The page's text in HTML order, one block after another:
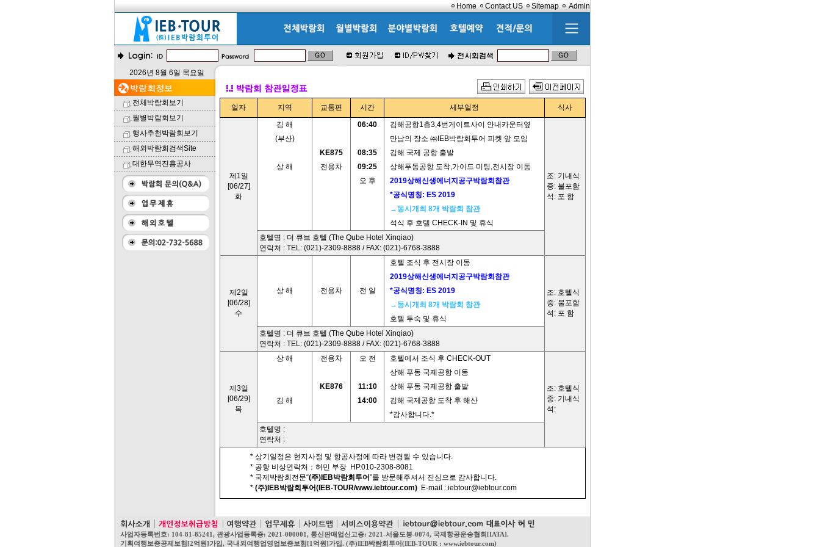
Home Contact US Sitemap Admin
2026년 8월 6일 목요일
전체박람회보기
월별박람회보기
행사추천박람회보기
해외박람회검색Site
대한무역진흥공사
일자 지역 교통편 시간 세부일정 식사
제1일
[06/27]
화
김 해 06:40 김해공항1층3,4번게이트사이 안내카운터옆
조: 기내식
중: 불포함
석: 포 함
(부산)
만남의 장소 ㈜IEB박람회투어 피켓 앞 모임
KE875
08:35
김해 국제 공항 출발
상 해
전용차 09:25
상해푸동공항 도착,가이드 미팅,전시장 이동
오 후
2019상해신생에너지공구박람회참관
*공식명칭: ES 2019
→동시개최 8개 박람회 참관
석식 후 호텔 CHECK-IN 및 휴식
호텔명 : 더 큐브 호텔 (The Qube Hotel Xinqiao)
연락처 : TEL: (021)-2309-8888 / FAX: (021)-6768-3888
제2일
[06/28]
수
호텔 조식 후 전시장 이동
조: 호텔식
중: 불포함
석: 포 함
2019상해신생에너지공구박람회참관
상 해
전용차 전 일
*공식명칭: ES 2019
→동시개최 8개 박람회 참관
호텔 투숙 및 휴식
호텔명 : 더 큐브 호텔 (The Qube Hotel Xinqiao)
연락처 : TEL: (021)-2309-8888 / FAX: (021)-6768-3888
제3일
[06/29]
목
상 해 전용차 오 전 호텔에서 조식 후 CHECK-OUT
조: 호텔식
중: 기내식
석:
상해 푸동 국제공항 이동
KE876
11:10
상해 푸동 국제공항 출발
김 해
14:00
김해 국제공항 도착 후 해산
*감사합니다.*
호텔명 :
연락처 :
* 상기일정은 현지사정 및 항공사정에 따라 변경될 수 있습니다.
* 공항 비상연락처：허민 부장 HP.010-2308-8081
* 국제박람회전문“(주)IEB박람회투어”를 방문해주셔서 진심으로 감사합니다.
* (주)IEB박람회투어(IEB-TOUR/www.iebtour.com) E-mail : iebtour@iebtour.com
사업자등록번호: 104-81-85241, 관광사업등록증: 2021-000001, 통신판매업신고증: 2021-서울도봉-0074, 국제항공운송협회[IATA].
기획여행보증공제보험[2억원]가입, 국내외여행업영업보증보험[1억원]가입. (주)IEB박람회투어(IEB-TOUR : www.iebtour.com)